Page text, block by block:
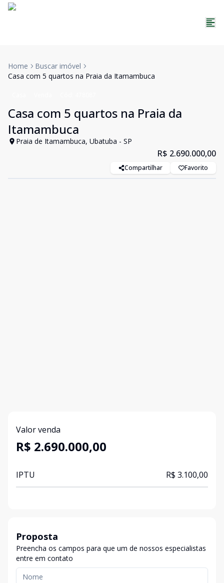
Home
Buscar imóvel
Casa com 5 quartos na Praia da Itamambuca
Casa com 5 quartos na Praia da
Itamambuca
Praia de Itamambuca, Ubatuba - SP
R$ 2.690.000,00
Compartilhar Favorito
Valor venda
R$ 2.690.000,00
IPTU R$ 3.100,00
Proposta
Preencha os campos para que um de nossos especialistas
entre em contato